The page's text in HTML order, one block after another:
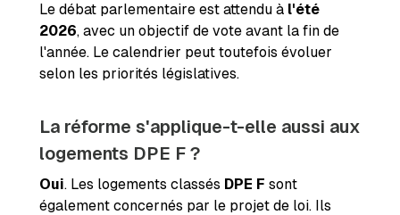
Le débat parlementaire est attendu à l'été
2026, avec un objectif de vote avant la fin de
l'année. Le calendrier peut toutefois évoluer
selon les priorités législatives.
La réforme s'applique-t-elle aussi aux
logements DPE F ?
Oui. Les logements classés DPE F sont
également concernés par le projet de loi. Ils